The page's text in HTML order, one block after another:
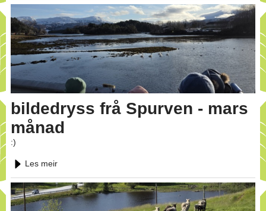
bildedryss frå Spurven - mars
månad
:)
Les meir